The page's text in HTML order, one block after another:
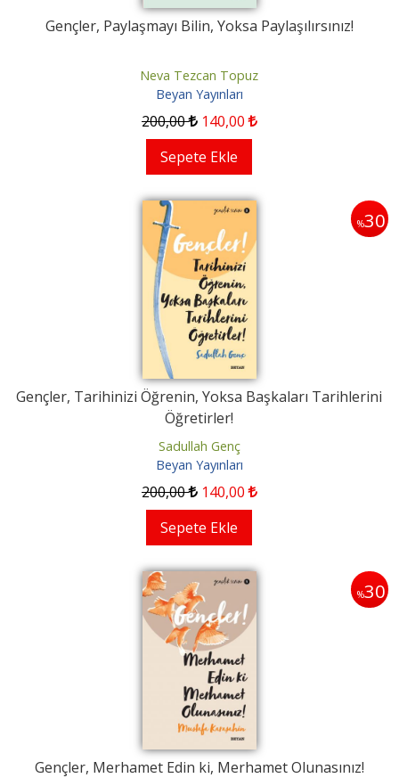
Gençler, Paylaşmayı Bilin, Yoksa Paylaşılırsınız!
Neva Tezcan Topuz
Beyan Yayınları
200,00 140,00
Sepete Ekle
%30
Gençler, Tarihinizi Öğrenin, Yoksa Başkaları Tarihlerini
Öğretirler!
Sadullah Genç
Beyan Yayınları
200,00 140,00
Sepete Ekle
%30
Gençler, Merhamet Edin ki, Merhamet Olunasınız!